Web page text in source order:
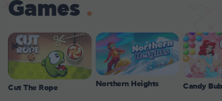
Games
Cut The Rope Northern Heights Candy